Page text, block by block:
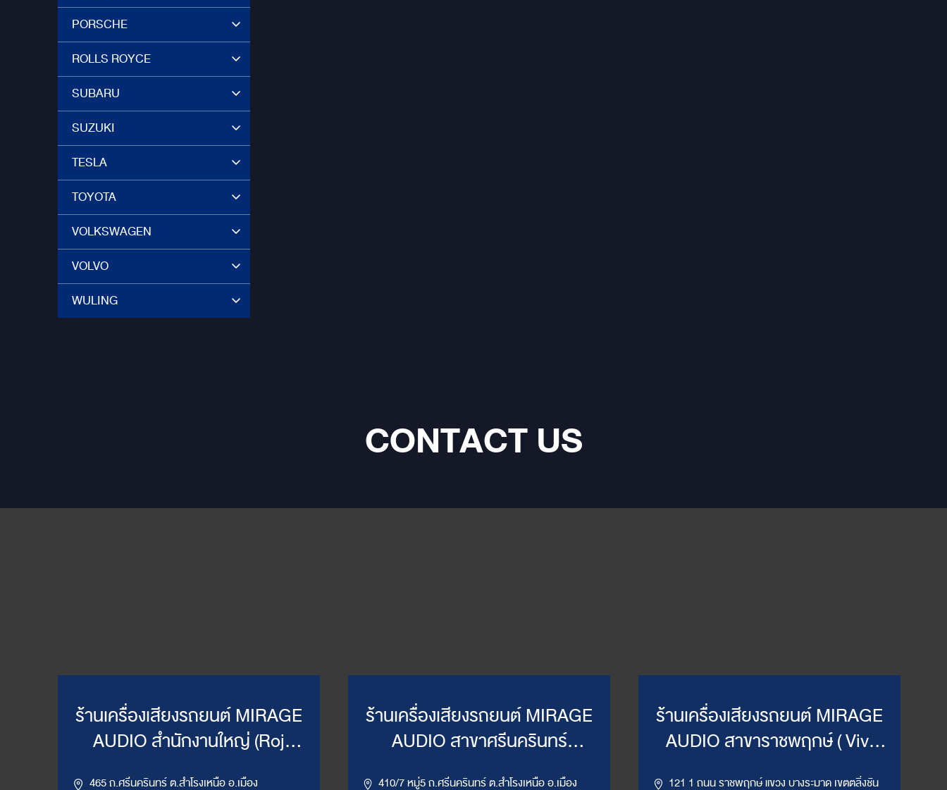
PORSCHE
ROLLS ROYCE
SUBARU
SUZUKI
TESLA
TOYOTA
VOLKSWAGEN
VOLVO
WULING
CONTACT US
ร้านเครื่องเสียงรถยนต์ MIRAGE
AUDIO สำนักงานใหญ่ (Roj
465 ถ.ศรีนครินทร์ ต.สำโรงเหนือ อ.เมือง
ร้านเครื่องเสียงรถยนต์ MIRAGE
AUDIO สาขาศรีนครินทร์
410/7 หมู่5 ถ.ศรีนครินทร์ ต.สำโรงเหนือ อ.เมือง
ร้านเครื่องเสียงรถยนต์ MIRAGE
AUDIO สาขาราชพฤกษ์ ( Vivi
121 1 ถนน ราชพฤกษ์ แขวง บางระมาด เขตตลิ่งชัน